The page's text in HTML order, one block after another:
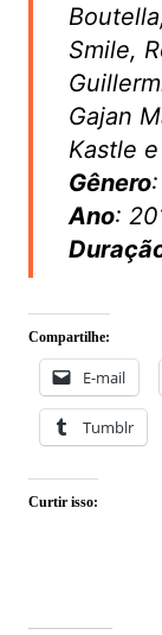
Smile,
Gajan
Kastle
Gênero
Ano:
Compartilhe:
E-mail
Tumblr
Curtir isso: